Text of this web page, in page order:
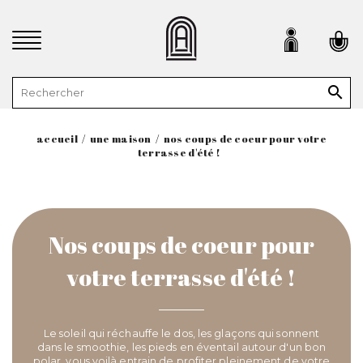

accueil une maison
nos coups de coeur pour votre
terrasse d'été !
Nos coups de coeur pour
votre terrasse d'été !
Le soleil qui réchauffe le dos, les glaçons qui sonnent
dans le smoothie, les pieds en éventail autour d'un bon